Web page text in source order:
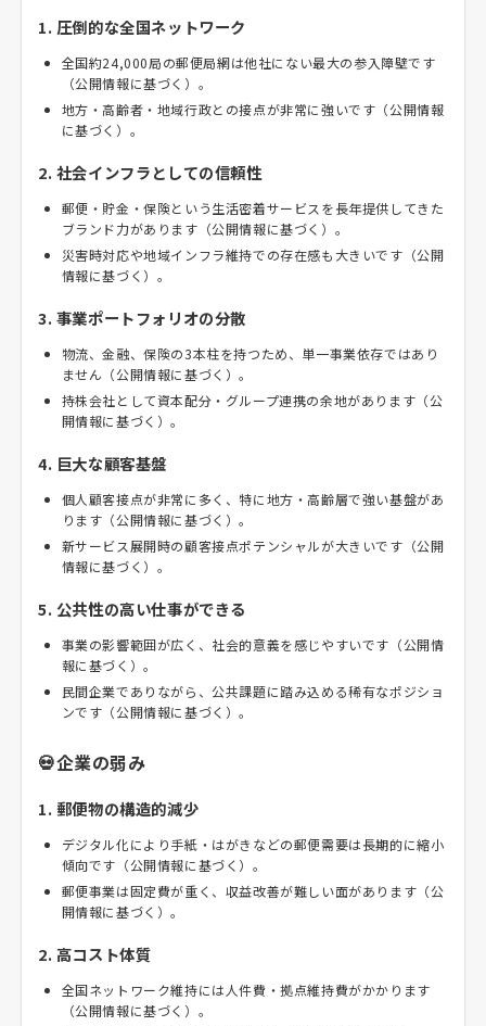
1. 圧倒的な全国ネットワーク
全国約24,000局の郵便局網は他社にない最大の参入障壁です
（公開情報に基づく）。
地方・高齢者・地域行政との接点が非常に強いです（公開情報
に基づく）。
2. 社会インフラとしての信頼性
郵便・貯金・保険という生活密着サービスを長年提供してきた
ブランド力があります（公開情報に基づく）。
災害時対応や地域インフラ維持での存在感も大きいです（公開
情報に基づく）。
3. 事業ポートフォリオの分散
物流、金融、保険の3本柱を持つため、単一事業依存ではあり
ません（公開情報に基づく）。
持株会社として資本配分・グループ連携の余地があります（公
開情報に基づく）。
4. 巨大な顧客基盤
個人顧客接点が非常に多く、特に地方・高齢層で強い基盤があ
ります（公開情報に基づく）。
新サービス展開時の顧客接点ポテンシャルが大きいです（公開
情報に基づく）。
5. 公共性の高い仕事ができる
事業の影響範囲が広く、社会的意義を感じやすいです（公開情
報に基づく）。
民間企業でありながら、公共課題に踏み込める稀有なポジショ
ンです（公開情報に基づく）。
💀企業の弱み
1. 郵便物の構造的減少
デジタル化により手紙・はがきなどの郵便需要は長期的に縮小
傾向です（公開情報に基づく）。
郵便事業は固定費が重く、収益改善が難しい面があります（公
開情報に基づく）。
2. 高コスト体質
全国ネットワーク維持には人件費・拠点維持費がかかります
（公開情報に基づく）。